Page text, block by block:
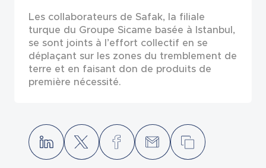
Les collaborateurs de Safak, la filiale
turque du Groupe Sicame basée à Istanbul,
se sont joints à l’effort collectif en se
déplaçant sur les zones du tremblement de
terre et en faisant don de produits de
première nécessité.